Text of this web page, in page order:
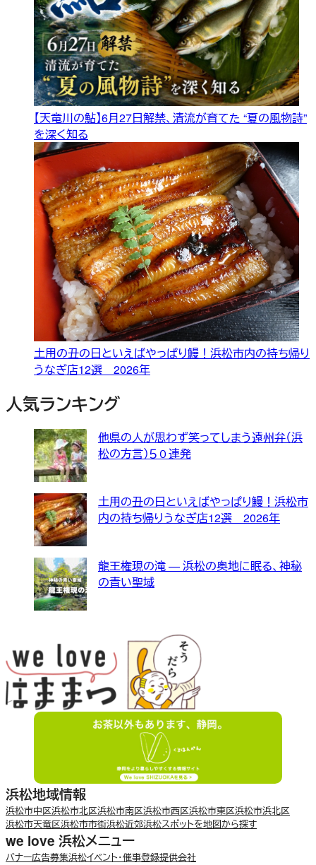
【天竜川の鮎】6月27日解禁、清流が育てた “夏の風物詩”
を深く知る
土用の丑の日といえばやっぱり鰻！浜松市内の持ち帰り
うなぎ店12選 2026年
人気ランキング
他県の人が思わず笑ってしまう遠州弁（浜
松の方言）５０連発
土用の丑の日といえばやっぱり鰻！浜松市
内の持ち帰りうなぎ店12選 2026年
龍王権現の滝 — 浜松の奥地に眠る、神秘
の青い聖域
浜松地域情報
浜松市中区浜松市北区浜松市南区浜松市西区浜松市東区浜松市浜北区
浜松市天竜区浜松市市街浜松近郊浜松スポットを地図から探す
we love 浜松メニュー
バナー広告募集浜松イベント・催事登録提供会社